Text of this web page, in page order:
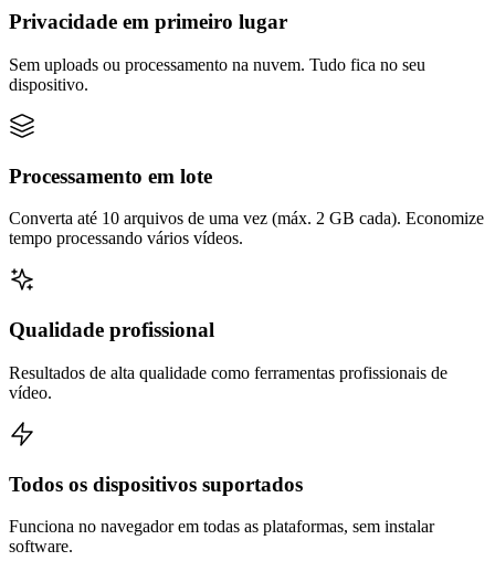
Privacidade em primeiro lugar
Sem uploads ou processamento na nuvem. Tudo fica no seu
dispositivo.
Processamento em lote
Converta até 10 arquivos de uma vez (máx. 2 GB cada). Economize
tempo processando vários vídeos.
Qualidade profissional
Resultados de alta qualidade como ferramentas profissionais de
vídeo.
Todos os dispositivos suportados
Funciona no navegador em todas as plataformas, sem instalar
software.